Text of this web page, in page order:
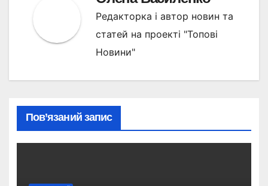
Редакторка і автор новин та
статей на проекті "Топові
Новини"
Пов’язаний запис